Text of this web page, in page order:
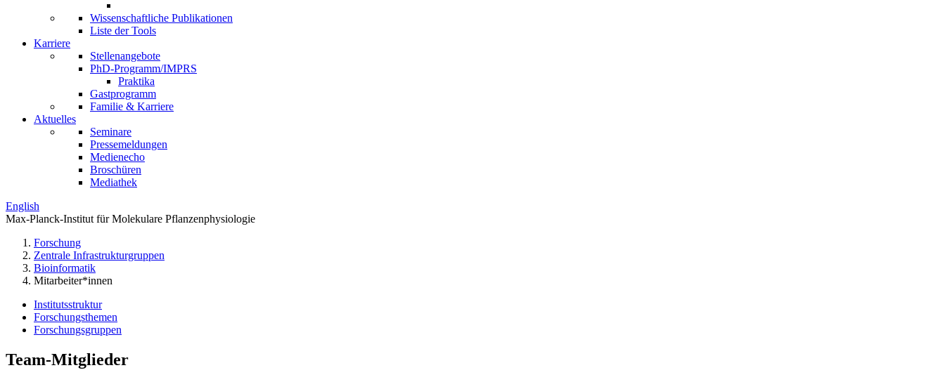
Wissenschaftliche Publikationen
Liste der Tools
Karriere
Stellenangebote
PhD-Programm/IMPRS
Praktika
Gastprogramm
Familie & Karriere
Aktuelles
Seminare
Pressemeldungen
Medienecho
Broschüren
Mediathek
English
Max-Planck-Institut für Molekulare Pflanzenphysiologie
Forschung
Zentrale Infrastrukturgruppen
Bioinformatik
Mitarbeiter*innen
Institutsstruktur
Forschungsthemen
Forschungsgruppen
Team-Mitglieder